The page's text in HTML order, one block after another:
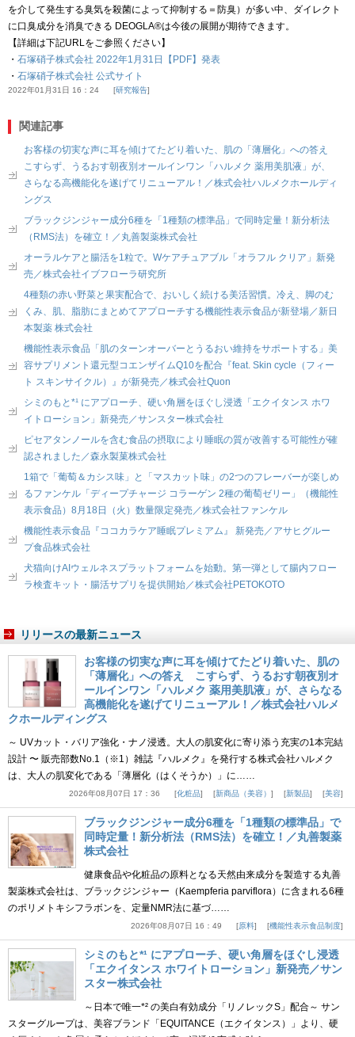
を介して発生する臭気を殺菌によって抑制する＝防臭）が多い中、ダイレクト
に口臭成分を消臭できる DEOGLA®は今後の展開が期待できます。
【詳細は下記URLをご参照ください】
・ 石塚硝子株式会社 2022年1月31日【PDF】発表
・ 石塚硝子株式会社 公式サイト
2022年01月31日 16：24 研究報告
関連記事
お客様の切実な声に耳を傾けてたどり着いた、肌の「薄層化」への答え
こすらず、うるおす朝夜別オールインワン「ハルメク 薬用美肌液」が、
さらなる高機能化を遂げてリニューアル！／株式会社ハルメクホールディ
ングス
ブラックジンジャー成分6種を「1種類の標準品」で同時定量！新分析法
（RMS法）を確立！／丸善製薬株式会社
オーラルケアと腸活を1粒で。Wケアチュアブル「オラフル クリア」新発
売／株式会社イブフローラ研究所
4種類の赤い野菜と果実配合で、おいしく続ける美活習慣。冷え、脚のむ
くみ、肌、脂肪にまとめてアプローチする機能性表示食品が新登場／新日
本製薬 株式会社
機能性表示食品「肌のターンオーバーとうるおい維持をサポートする」美
容サプリメント還元型コエンザイムQ10を配合『feat. Skin cycle（フィー
ト スキンサイクル）』が新発売／株式会社Quon
シミのもと*¹ にアプローチ、硬い角層をほぐし浸透「エクイタンス ホワ
イトローション」新発売／サンスター株式会社
ピセアタンノールを含む食品の摂取により睡眠の質が改善する可能性が確
認されました／森永製菓株式会社
1箱で「葡萄＆カシス味」と「マスカット味」の2つのフレーバーが楽しめ
るファンケル「ディープチャージ コラーゲン 2種の葡萄ゼリー」（機能性
表示食品）8月18日（火）数量限定発売／株式会社ファンケル
機能性表示食品『ココカラケア睡眠プレミアム』 新発売／アサヒグルー
プ食品株式会社
犬猫向けAIウェルネスプラットフォームを始動。第一弾として腸内フロー
ラ検査キット・腸活サプリを提供開始／株式会社PETOKOTO
リリースの最新ニュース
お客様の切実な声に耳を傾けてたどり着いた、肌の
「薄層化」への答え こすらず、うるおす朝夜別オ
ールインワン「ハルメク 薬用美肌液」が、さらなる
高機能化を遂げてリニューアル！／株式会社ハルメ
クホールディングス
～ UVカット・バリア強化・ナノ浸透。大人の肌変化に寄り添う充実の1本完結
設計 〜 販売部数No.1（※1）雑誌『ハルメク』を発行する株式会社ハルメク
は、大人の肌変化である「薄層化（はくそうか）」に……
2026年08月07日 17：36 化粧品 新商品（美容） 新製品 美容
ブラックジンジャー成分6種を「1種類の標準品」で
同時定量！新分析法（RMS法）を確立！／丸善製薬
株式会社
健康食品や化粧品の原料となる天然由来成分を製造する丸善
製薬株式会社は、ブラックジンジャー（Kaempferia parviflora）に含まれる6種
のポリメトキシフラボンを、定量NMR法に基づ……
2026年08月07日 16：49 原料 機能性表示食品制度
シミのもと*¹ にアプローチ、硬い角層をほぐし浸透
「エクイタンス ホワイトローション」新発売／サン
スター株式会社
～日本で唯一*² の美白有効成分「リノレックS」配合～ サン
スターグループは、美容ブランド「EQUITANCE（エクイタンス）」より、硬